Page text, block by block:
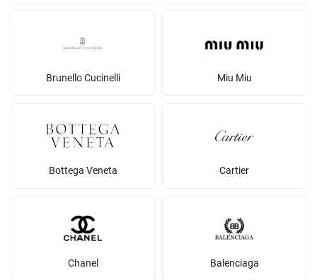
Brunello Cucinelli Miu Miu
Bottega Veneta Cartier
Chanel Balenciaga